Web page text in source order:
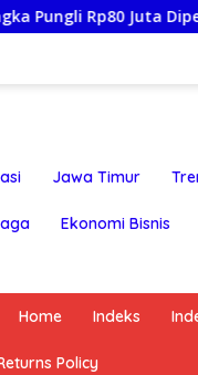
Juta Diperiksa,
Jawa Timur
Ekonomi Bisnis
Home Indeks
Policy